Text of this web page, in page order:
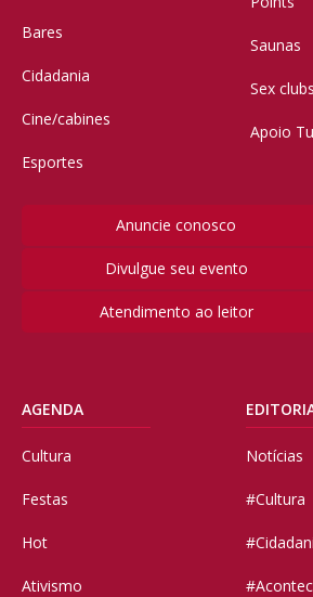
Bares
Cidadania
Cine/cabines
Esportes
Saunas
Sex clubs
Apoio
Anuncie conosco
Divulgue seu evento
Atendimento ao leitor
AGENDA
Cultura
Festas
Hot
Ativismo
Notícias
#Cultura